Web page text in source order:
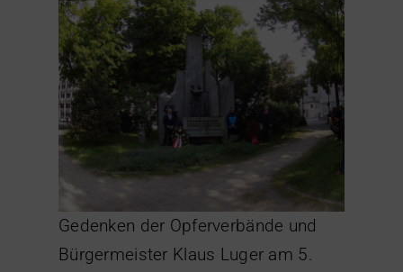
Gedenken der Opferverbände und
Bürgermeister Klaus Luger am 5.